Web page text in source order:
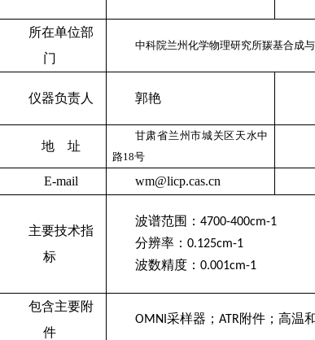
所在单位部
门
中科院兰州化学物理研究所羰基合成
仪器负责人 郭艳
地 址
甘肃省兰州市城关区天水中
路18号
E-mail wm@licp.cas.cn
主要技术指
标
波谱范围： 4700-400cm-1
分辨率： 0.125cm-1
波数精度： 0.001cm-1
包含主要附
件
OMNI 采样器； ATR附件；高温